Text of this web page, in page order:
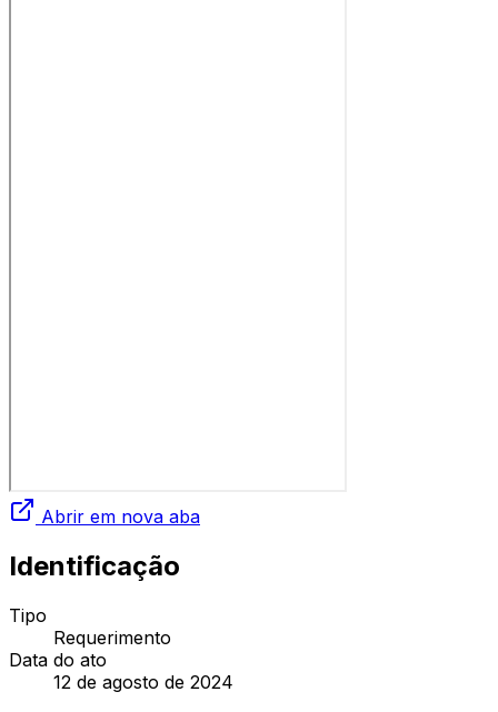
Abrir em nova aba
Identificação
Tipo
Requerimento
Data do ato
12 de agosto de 2024